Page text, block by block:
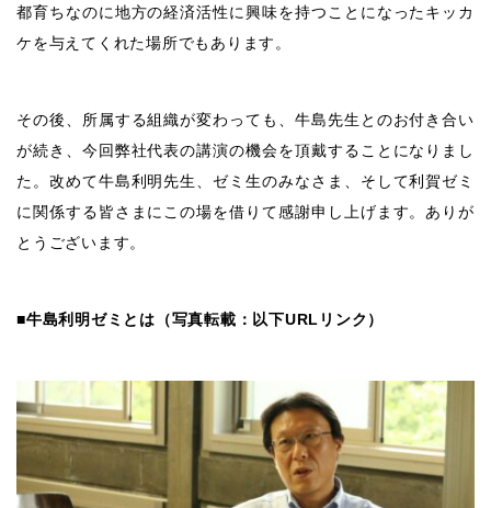
都育ちなのに地方の経済活性に興味を持つことになったキッカ
ケを与えてくれた場所でもあります。
その後、所属する組織が変わっても、牛島先生とのお付き合い
が続き、今回弊社代表の講演の機会を頂戴することになりまし
た。改めて牛島利明先生、ゼミ生のみなさま、そして利賀ゼミ
に関係する皆さまにこの場を借りて感謝申し上げます。ありが
とうございます。
■牛島利明ゼミとは（写真転載：以下URLリンク）